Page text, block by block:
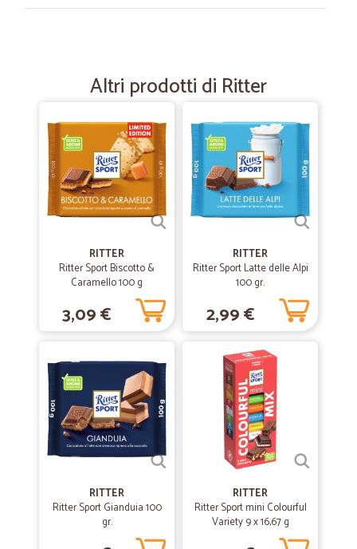
Fornitore serio,spedizione velocissima,costi contenuti.
—Trustpilot
Tutto perfetto, TOP!
Ottimo, tutto perfetto prodotti arrivati intatti e sopratutto con una
scadenza lunghissima. Spedizione rapidissima. Ordinerò ancora da
voi, alla prossima! ~Ale
29/10/2020
—Francesco D.
PRECISIONE
PRECISIONE, E SERVIZIO IMPECCABILE, SPECIALMENTE NEL
PRODOTTI REFRIGERATI.
Osvaldo P.
E' il secondo ordine
E' il secondo ordine, e sono molto soddisfatto: sia per la scelta di
prodotti che per la rapidità nella consegna. Grazie. O.
—Monica M.
Ottima
Ottima a livello di tempistica,qualità, efficienza.L'ho già consigliato ad
Altri prodotti di Ritter
RITTER
Ritter Sport Biscotto &
Caramello 100 g
3,09 €
RITTER
Ritter Sport Latte delle Alpi
100 gr.
2,99 €
RITTER
Ritter Sport Gianduia 100
gr.
RITTER
Ritter Sport mini Colourful
Variety 9 x 16,67 g